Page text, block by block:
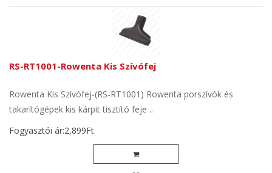
RS-RT1001-Rowenta Kis Szívófej
Rowenta Kis Szívófej-(RS-RT1001) Rowenta porszívók és
takarítógépek kis kárpit tisztító feje ..
Fogyasztói ár:2,899Ft